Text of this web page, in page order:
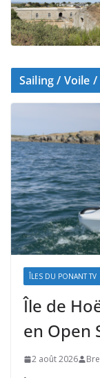
Sailing / Voile
ÎLES DU PONANT TV
Île de
en Open
2 août 2026